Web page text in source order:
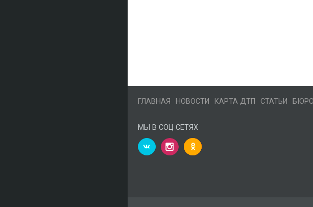
ГЛАВНАЯ НОВОСТИ КАРТА ДТП СТАТЬИ
МЫ В СОЦ СЕТЯХ